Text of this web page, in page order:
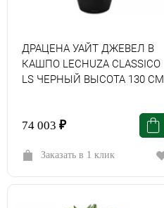
ДРАЦЕНА УАЙТ ДЖЕВЕЛ В
КАШПО LECHUZA СLASSICO
LS ЧЕРНЫЙ ВЫСОТА 130 СМ
74 003 ₽
Заказать в 1 клик